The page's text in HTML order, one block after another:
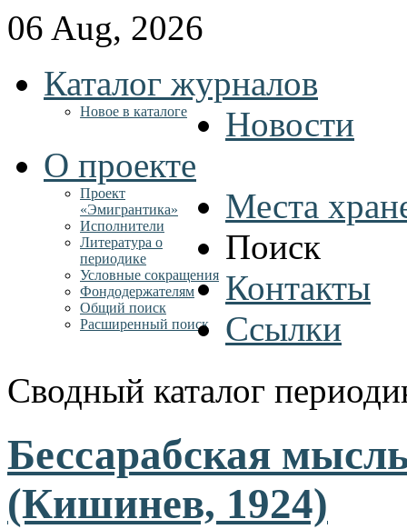
06 Aug, 2026
Каталог журналов
Новое в каталоге
Новости
О проекте
Проект
«Эмигрантика»
Исполнители
Литература о
периодике
Условные сокращения
Фондодержателям
Места
Поиск
Общий поиск
Расширенный поиск
Контакты
Ссылки
Сводный каталог
Бессарабская
(Кишинев, 1924)